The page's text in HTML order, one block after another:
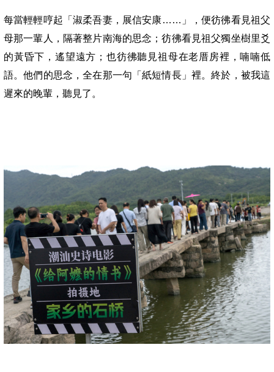
每當輕輕哼起「淑柔吾妻，展信安康……」，便彷彿看見祖父
母那一輩人，隔著整片南海的思念；彷彿看見祖父獨坐樹里爻
的黃昏下， 遙望遠方 ；也彷彿聽見祖母在老厝房裡，喃喃低
語。他們的思念，全在那一句「紙短情長」裡。終於，被我這
遲來的晚輩，聽見了。